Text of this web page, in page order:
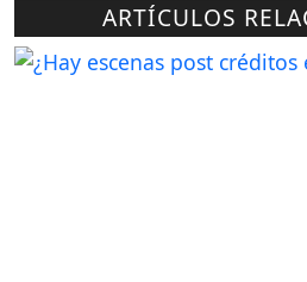
ARTÍCULOS